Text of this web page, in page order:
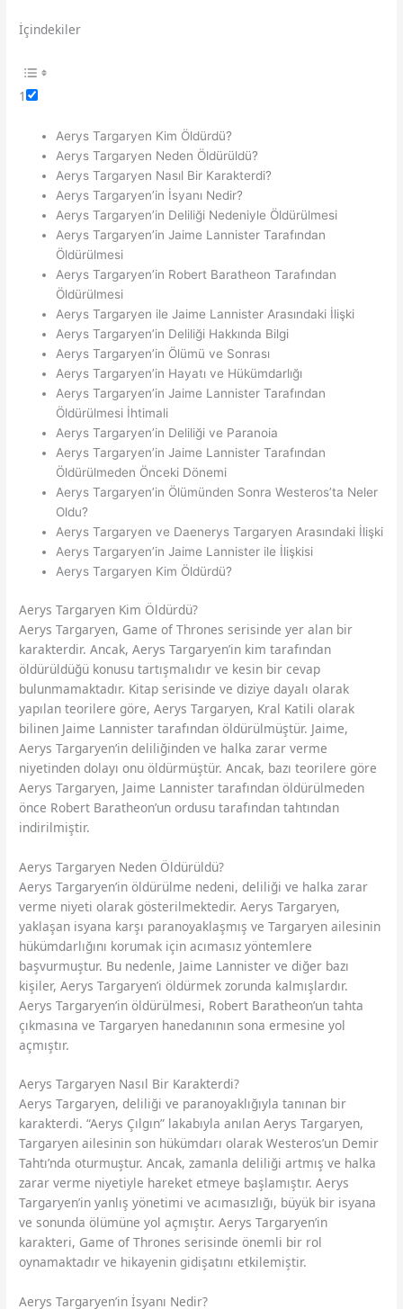
İçindekiler
1
Aerys Targaryen Kim Öldürdü?
Aerys Targaryen Neden Öldürüldü?
Aerys Targaryen Nasıl Bir Karakterdi?
Aerys Targaryen’in İsyanı Nedir?
Aerys Targaryen’in Deliliği Nedeniyle Öldürülmesi
Aerys Targaryen’in Jaime Lannister Tarafından
Öldürülmesi
Aerys Targaryen’in Robert Baratheon Tarafından
Öldürülmesi
Aerys Targaryen ile Jaime Lannister Arasındaki İlişki
Aerys Targaryen’in Deliliği Hakkında Bilgi
Aerys Targaryen’in Ölümü ve Sonrası
Aerys Targaryen’in Hayatı ve Hükümdarlığı
Aerys Targaryen’in Jaime Lannister Tarafından
Öldürülmesi İhtimali
Aerys Targaryen’in Deliliği ve Paranoia
Aerys Targaryen’in Jaime Lannister Tarafından
Öldürülmeden Önceki Dönemi
Aerys Targaryen’in Ölümünden Sonra Westeros’ta Neler
Oldu?
Aerys Targaryen ve Daenerys Targaryen Arasındaki İlişki
Aerys Targaryen’in Jaime Lannister ile İlişkisi
Aerys Targaryen Kim Öldürdü?
Aerys Targaryen Kim Öldürdü?
Aerys Targaryen, Game of Thrones serisinde yer alan bir
karakterdir. Ancak, Aerys Targaryen’in kim tarafından
öldürüldüğü konusu tartışmalıdır ve kesin bir cevap
bulunmamaktadır. Kitap serisinde ve diziye dayalı olarak
yapılan teorilere göre, Aerys Targaryen, Kral Katili olarak
bilinen Jaime Lannister tarafından öldürülmüştür. Jaime,
Aerys Targaryen’in deliliğinden ve halka zarar verme
niyetinden dolayı onu öldürmüştür. Ancak, bazı teorilere göre
Aerys Targaryen, Jaime Lannister tarafından öldürülmeden
önce Robert Baratheon’un ordusu tarafından tahtından
indirilmiştir.
Aerys Targaryen Neden Öldürüldü?
Aerys Targaryen’in öldürülme nedeni, deliliği ve halka zarar
verme niyeti olarak gösterilmektedir. Aerys Targaryen,
yaklaşan isyana karşı paranoyaklaşmış ve Targaryen ailesinin
hükümdarlığını korumak için acımasız yöntemlere
başvurmuştur. Bu nedenle, Jaime Lannister ve diğer bazı
kişiler, Aerys Targaryen’i öldürmek zorunda kalmışlardır.
Aerys Targaryen’in öldürülmesi, Robert Baratheon’un tahta
çıkmasına ve Targaryen hanedanının sona ermesine yol
açmıştır.
Aerys Targaryen Nasıl Bir Karakterdi?
Aerys Targaryen, deliliği ve paranoyaklığıyla tanınan bir
karakterdi. “Aerys Çılgın” lakabıyla anılan Aerys Targaryen,
Targaryen ailesinin son hükümdarı olarak Westeros’un Demir
Tahtı’nda oturmuştur. Ancak, zamanla deliliği artmış ve halka
zarar verme niyetiyle hareket etmeye başlamıştır. Aerys
Targaryen’in yanlış yönetimi ve acımasızlığı, büyük bir isyana
ve sonunda ölümüne yol açmıştır. Aerys Targaryen’in
karakteri, Game of Thrones serisinde önemli bir rol
oynamaktadır ve hikayenin gidişatını etkilemiştir.
Aerys Targaryen’in İsyanı Nedir?